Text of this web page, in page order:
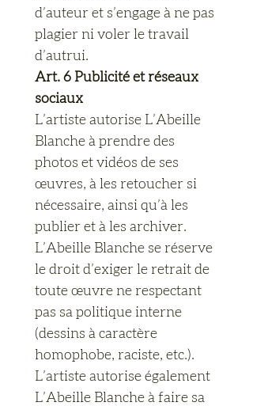
d’auteur et s’engage à ne pas
plagier ni voler le travail
d’autrui.
Art. 6 Publicité et réseaux
sociaux
L’artiste autorise L’Abeille
Blanche à prendre des
photos et vidéos de ses
œuvres, à les retoucher si
nécessaire, ainsi qu’à les
publier et à les archiver.
L’Abeille Blanche se réserve
le droit d’exiger le retrait de
toute œuvre ne respectant
pas sa politique interne
(dessins à caractère
homophobe, raciste, etc.).
L’artiste autorise également
L’Abeille Blanche à faire sa